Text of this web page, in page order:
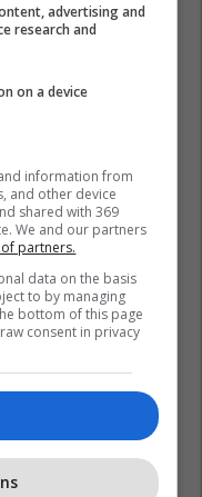
advertising and
research and
on a device
information from
and other device
shared with 369
We and our partners
of partners.
data on the basis
to by managing
bottom of this page
consent in privacy